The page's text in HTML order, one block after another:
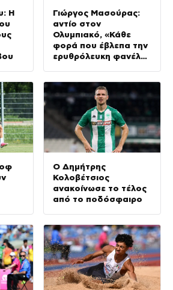
Η
Γιώργος Μασούρας:
αντίο στον
Ολυμπιακό, «Κάθε
φορά που έβλεπα την
ερυθρόλευκη φανέλα
φορούσα ένα όνειρο»
Ο Δημήτρης
Κολοβέτσιος
ανακοίνωσε το τέλος
από το ποδόσφαιρο